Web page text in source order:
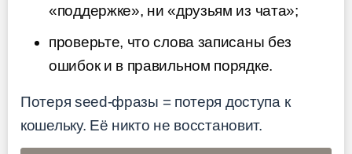
«поддержке», ни «друзьям из чата»;
проверьте, что слова записаны без
ошибок и в правильном порядке.
Потеря seed-фразы = потеря доступа к
кошельку. Её никто не восстановит.